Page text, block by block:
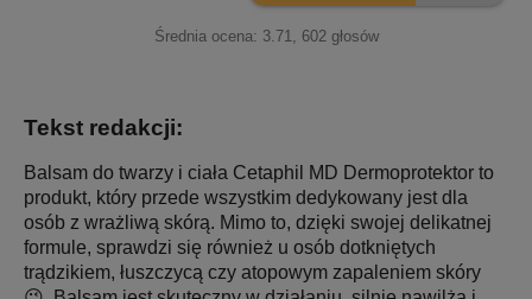
Średnia ocena: 3.71 602głosów
Tekst redakcji:
Balsam do twarzy i ciała Cetaphil MD Dermoprotektor to
produkt, który przede wszystkim dedykowany jest dla
osób z wrażliwą skórą. Mimo to, dzięki swojej delikatnej
formule, sprawdzi się również u osób dotkniętych
trądzikiem, łuszczycą czy atopowym zapaleniem skóry